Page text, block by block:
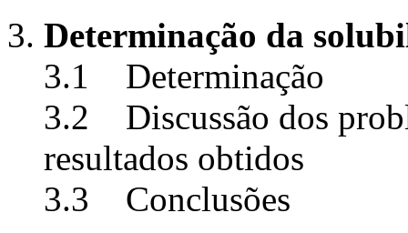
Determinação da
3.1 Determinação
3.2 Discussão dos
resultados obtidos
3.3 Conclusões